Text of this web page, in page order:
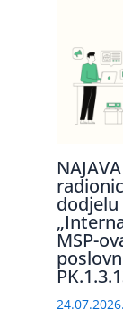
MSP-
24.07.2026.